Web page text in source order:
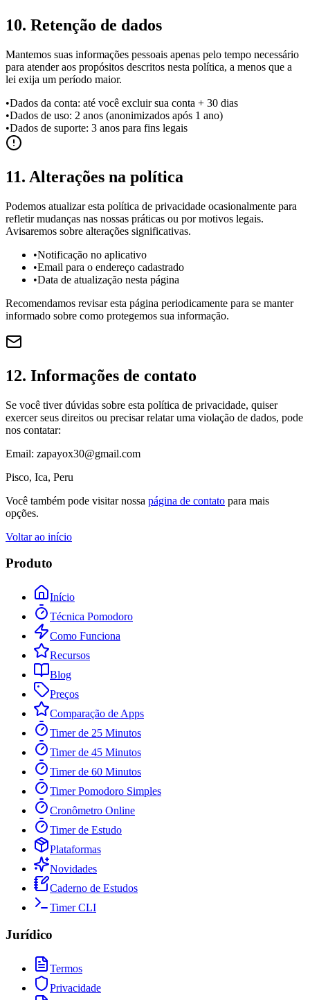
10. Retenção de dados
Mantemos suas informações pessoais apenas pelo tempo necessário
para atender aos propósitos descritos nesta política, a menos que a
lei exija um período maior.
•Dados da conta: até você excluir sua conta + 30 dias
•Dados de uso: 2 anos (anonimizados após 1 ano)
•Dados de suporte: 3 anos para fins legais
11. Alterações na política
Podemos atualizar esta política de privacidade ocasionalmente para
refletir mudanças nas nossas práticas ou por motivos legais.
Avisaremos sobre alterações significativas.
•Notificação no aplicativo
•Email para o endereço cadastrado
•Data de atualização nesta página
Recomendamos revisar esta página periodicamente para se manter
informado sobre como protegemos sua informação.
12. Informações de contato
Se você tiver dúvidas sobre esta política de privacidade, quiser
exercer seus direitos ou precisar relatar uma violação de dados, pode
nos contatar:
Email: zapayox30@gmail.com
Pisco, Ica, Peru
Você também pode visitar nossa página de contato para mais
opções.
Voltar ao início
Produto
Início
Técnica Pomodoro
Como Funciona
Recursos
Blog
Preços
Comparação de Apps
Timer de 25 Minutos
Timer de 45 Minutos
Timer de 60 Minutos
Timer Pomodoro Simples
Cronômetro Online
Timer de Estudo
Plataformas
Novidades
Caderno de Estudos
Timer CLI
Jurídico
Termos
Privacidade